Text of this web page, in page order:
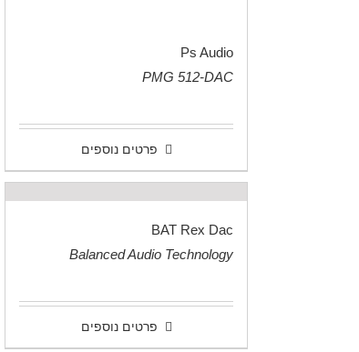
Ps Audio
PMG 512-DAC
פרטים נוספים
BAT Rex Dac
Balanced Audio Technology
פרטים נוספים